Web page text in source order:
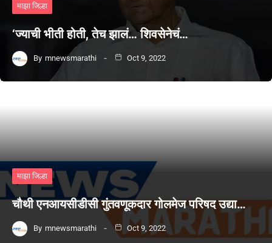
माझा जिल्हा
‘ज्याची भीती होती, तेच झालं… शिवसेनेचं…
By mnewsmarathi Oct 9, 2022
माझा जिल्हा
चौथी एनआयसीडीसी गुंतवणूकदार गोलमेज परिषद उद्या…
By mnewsmarathi Oct 9, 2022